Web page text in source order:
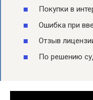
Покупки в
Ошибка при
Отзыв
По решению